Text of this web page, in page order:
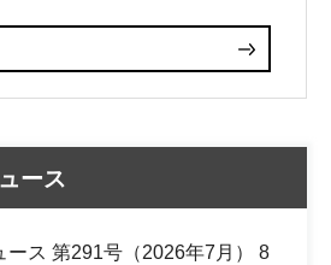
ース
ース 第291号（2026年7月） 8